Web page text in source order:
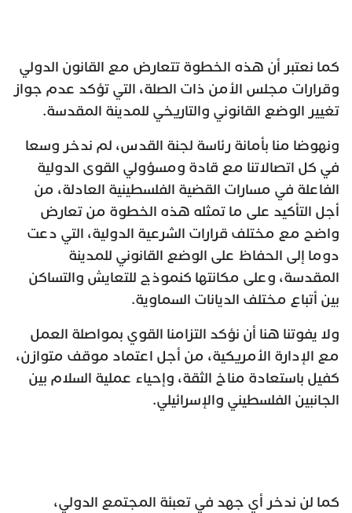
كما نعتبر أن هذه الخطوة تتعارض مع القانون الدولي
وقرارات مجلس الأمن ذات الصلة، التي تؤكد عدم جواز
تغيير الوضع القانوني والتاريخي للمدينة المقدسة.
ونهوضا منا بأمانة رئاسة لجنة القدس، لم ندخر وسعا
في كل اتصالاتنا مع قادة ومسؤولي القوى الدولية
الفاعلة في مسارات القضية الفلسطينية العادلة، من
أجل التأكيد على ما تمثله هذه الخطوة من تعارض
واضح مع مختلف قرارات الشرعية الدولية، التي دعت
دوما إلى الحفاظ على الوضع القانوني للمدينة
المقدسة، وعلى مكانتها كنموذج للتعايش والتساكن
بين أتباع مختلف الديانات السماوية.
ولا يفوتنا هنا أن نؤكد التزامنا القوي بمواصلة العمل
مع الإدارة الأمريكية، من أجل اعتماد موقف متوازن،
كفيل باستعادة مناخ الثقة، وإحياء عملية السلام بين
الجانبين الفلسطيني والإسرائيلي.
كما لن ندخر أي جهد في تعبئة المجتمع الدولي،